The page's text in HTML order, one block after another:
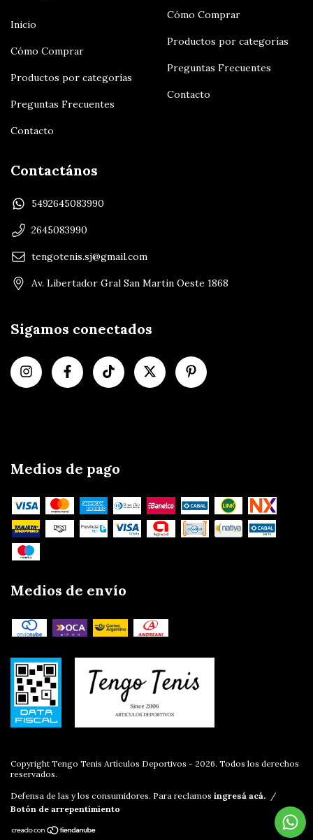
Inicio
Cómo Comprar
Productos por categorías
Preguntas Frecuentes
Contacto
Cómo Comprar
Productos por categorías
Preguntas Frecuentes
Contacto
Contactános
5492645083990
2645083990
tengotenis.sj@gmail.com
Av. Libertador Gral San Martin Oeste 1868
Sigamos conectados
Medios de pago
Medios de envío
Copyright Tengo Tenis Artículos Deportivos - 2026. Todos los derechos
reservados.
Defensa de las y los consumidores. Para reclamos ingresá acá. /
Botón de arrepentimiento